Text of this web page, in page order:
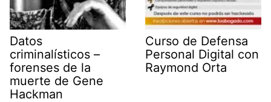
Datos
criminalísticos –
forenses de la
muerte de Gene
Hackman
Curso de Defensa
Personal Digital con
Raymond Orta